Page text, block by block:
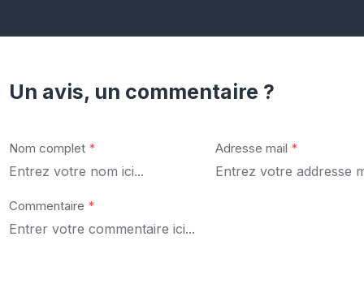
Un avis, un commentaire ?
Nom complet * Adresse mail *
Commentaire *